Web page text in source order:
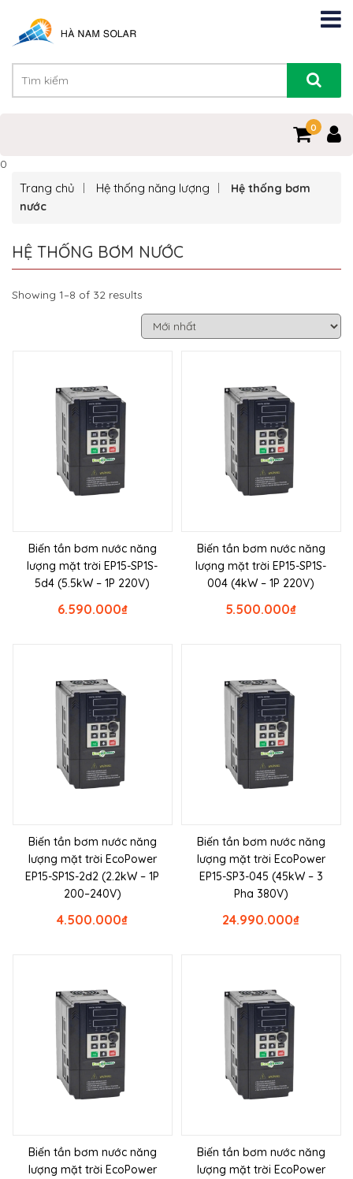
0
0
Trang chủ Hệ thống năng lượng
Hệ thống bơm
nước
HỆ THỐNG BƠM NƯỚC
Showing 1–8 of 32 results
Biến tần bơm nước năng
lượng mặt trời EP15-SP1S-
5d4 (5.5kW – 1P 220V)
₫
6.590.000
Biến tần bơm nước năng
lượng mặt trời EP15-SP1S-
004 (4kW – 1P 220V)
₫
5.500.000
Biến tần bơm nước năng
lượng mặt trời EcoPower
EP15-SP1S-2d2 (2.2kW – 1P
200–240V)
₫
4.500.000
Biến tần bơm nước năng
lượng mặt trời EcoPower
EP15-SP3-045 (45kW – 3
Pha 380V)
₫
24.990.000
Biến tần bơm nước năng
lượng mặt trời EcoPower
Biến tần bơm nước năng
lượng mặt trời EcoPower